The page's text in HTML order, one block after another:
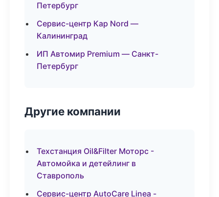
Петербург
Сервис-центр Кар Nord —
Калининград
ИП Автомир Premium — Санкт-
Петербург
Другие компании
Техстанция Oil&Filter Моторс -
Автомойка и детейлинг в
Ставрополь
Сервис-центр AutoCare Linea -